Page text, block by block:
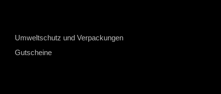
Umweltschutz und Verpackungen
Gutscheine